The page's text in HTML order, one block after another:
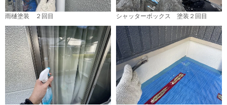
雨樋塗装 ２回目 シャッターボックス 塗装２回目